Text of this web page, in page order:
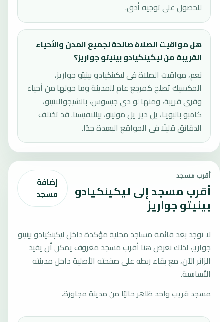
للحصول على توجيه أدق.
هل مواقيت الصلاة صالحة لجميع المدن والأحياء
القريبة من ليكينكيادو بينيتو جواريز؟
نعم، مواقيت الصلاة في ليكينكيادو بينيتو جواريز،
المكسيك تصلح كمرجع عام للمدينة وما حولها من أحياء
وقرى قريبة، ومنها لو دي جيسوس، باتشيجوالاتيتو،
كامبو بالبوينا، يل ديز، يل مولينو، بيللافيستا. قد تختلف
الدقائق قليلًا في المواقع البعيدة جدًا.
أقرب مسجد
أقرب مسجد إلى ليكينكيادو
بينيتو جواريز
إضافة
مسجد
لا توجد بعد قائمة مساجد محلية مؤكدة داخل ليكينكيادو بينيتو
جواريز، لذلك نعرض هنا أقرب مسجد معروف يمكن أن يفيد
الزائر الآن، مع بقاء ربطه على صفحته الأصلية داخل مدينته
الأساسية.
مسجد قريب واحد ظاهر حاليًا من مدينة مجاورة.